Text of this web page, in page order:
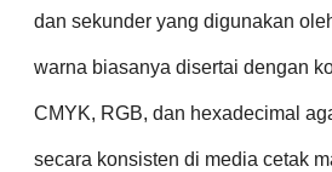
dan sekunder yang digunakan
warna biasanya disertai dengan
CMYK, RGB, dan hexadecimal
secara konsisten di media cetak